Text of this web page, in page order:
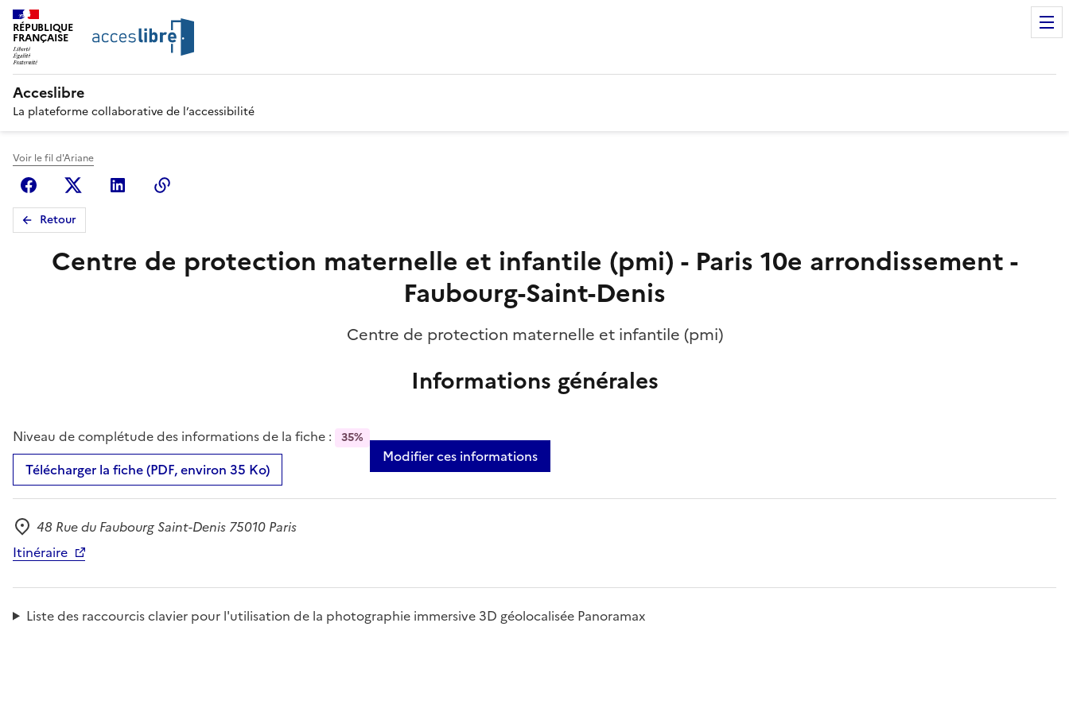
RÉPUBLIQUE
FRANÇAISE
Acceslibre
La plateforme collaborative de l’accessibilité
Voir le fil d'Ariane
FacebookX (anciennement Twitter)
Linkedin
Retour
Centre de protection maternelle et infantile (pmi) - Paris 10e arrondissement -
Faubourg-Saint-Denis
Centre de protection maternelle et infantile (pmi)
Informations générales
Niveau de complétude des informations de la fiche : 35%
Télécharger la fiche (PDF, environ 35 Ko)
Modifier ces informations
Adresse
48 Rue du Faubourg Saint-Denis 75010 Paris
Itinéraire
Liste des raccourcis clavier pour l'utilisation de la photographie immersive 3D géolocalisée Panoramax